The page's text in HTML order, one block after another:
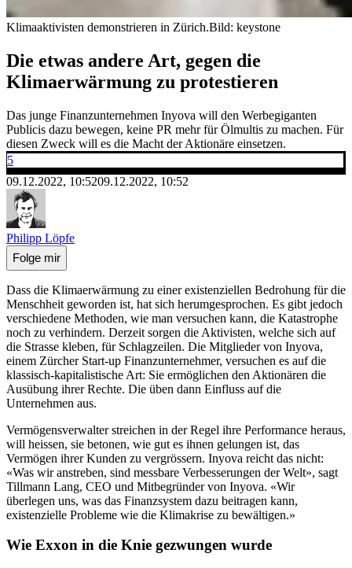
Klimaaktivisten demonstrieren in Zürich.Bild: keystone
Die etwas andere Art, gegen die
Klimaerwärmung zu protestieren
Das junge Finanzunternehmen Inyova will den Werbegiganten
Publicis dazu bewegen, keine PR mehr für Ölmultis zu machen. Für
diesen Zweck will es die Macht der Aktionäre einsetzen.
5
09.12.2022, 10:5209.12.2022, 10:52
Philipp Löpfe
Folge mir
Dass die Klimaerwärmung zu einer existenziellen Bedrohung für die
Menschheit geworden ist, hat sich herumgesprochen. Es gibt jedoch
verschiedene Methoden, wie man versuchen kann, die Katastrophe
noch zu verhindern. Derzeit sorgen die Aktivisten, welche sich auf
die Strasse kleben, für Schlagzeilen. Die Mitglieder von Inyova,
einem Zürcher Start-up Finanzunternehmer, versuchen es auf die
klassisch-kapitalistische Art: Sie ermöglichen den Aktionären die
Ausübung ihrer Rechte. Die üben dann Einfluss auf die
Unternehmen aus.
Vermögensverwalter streichen in der Regel ihre Performance heraus,
will heissen, sie betonen, wie gut es ihnen gelungen ist, das
Vermögen ihrer Kunden zu vergrössern. Inyova reicht das nicht:
«Was wir anstreben, sind messbare Verbesserungen der Welt», sagt
Tillmann Lang, CEO und Mitbegründer von Inyova. «Wir
überlegen uns, was das Finanzsystem dazu beitragen kann,
existenzielle Probleme wie die Klimakrise zu bewältigen.»
Wie Exxon in die Knie gezwungen wurde